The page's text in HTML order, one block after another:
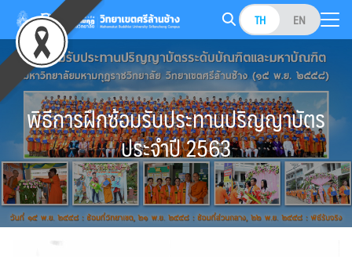
Skip
content
TH EN
Search
for:
พิธีการฝึกซ้อมรับประทานปริญญาบัตร
ประจำปี 2563